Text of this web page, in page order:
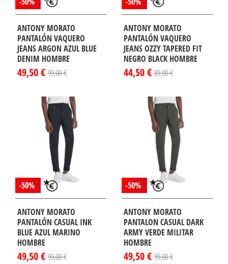
ANTONY MORATO
PANTALÓN VAQUERO
JEANS ARGON AZUL BLUE
DENIM HOMBRE
49,50 € 99,00 €
ANTONY MORATO
PANTALÓN VAQUERO
JEANS OZZY TAPERED FIT
NEGRO BLACK HOMBRE
44,50 € 89,00 €
-50%
ANTONY MORATO
PANTALÓN CASUAL INK
BLUE AZUL MARINO
HOMBRE
49,50 € 99,00 €
-50%
ANTONY MORATO
PANTALON CASUAL DARK
ARMY VERDE MILITAR
HOMBRE
49,50 € 99,00 €